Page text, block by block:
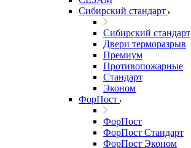
Сибирский стандарт
Сибирский стандарт
Двери терморазрыв
Премиум
Противопожарные
Стандарт
Эконом
ФорПост
ФорПост
ФорПост Стандарт
ФорПост Эконом